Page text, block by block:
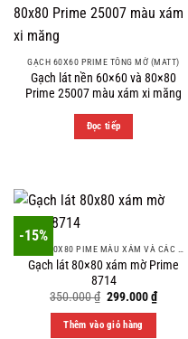
GẠCH 60X60 PRIME TÔNG MỜ (MATT)
Gạch lát nền 60×60 và 80×80
Prime 25007 màu xám xi măng
Đọc tiếp
-15%
Gạch lát 80×80 xám mờ Prime
8714
350.000₫ Original
was:
350.000 ₫.
299.000₫Current
price
Thêm vào giỏ hàng